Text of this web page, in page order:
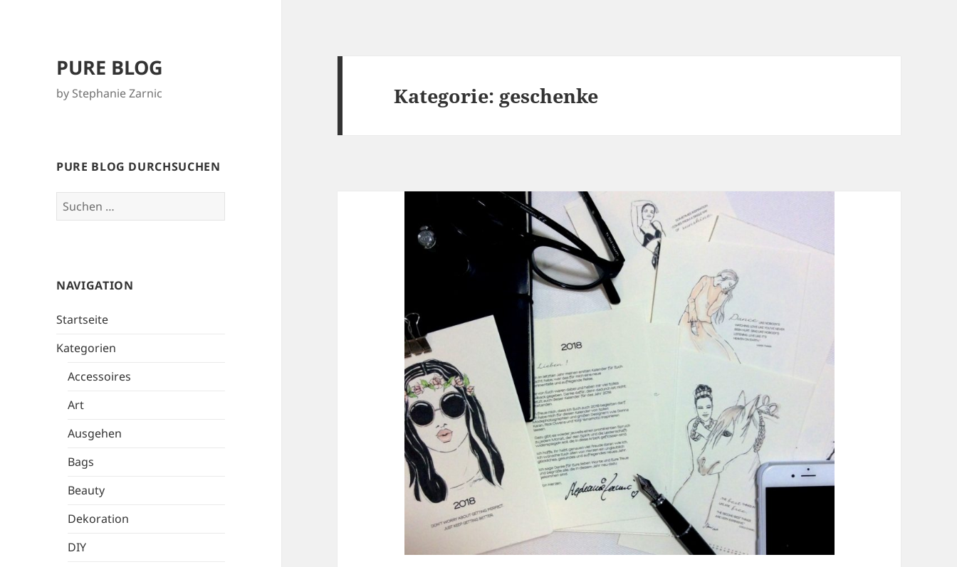
PURE BLOG
by Stephanie Zarnic
PURE BLOG DURCHSUCHEN
Suchen
nach:
NAVIGATION
Startseite
Kategorien
Accessoires
Art
Ausgehen
Bags
Beauty
Dekoration
DIY
Kategorie: geschenke